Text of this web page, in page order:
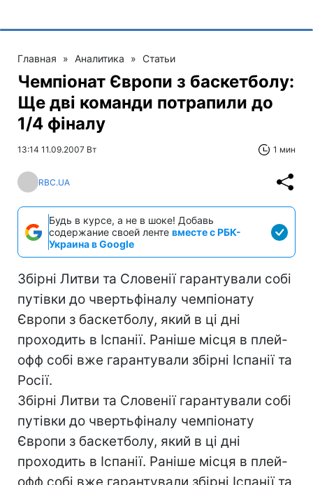
Главная » Аналитика » Статьи
Чемпіонат Європи з баскетболу:
Ще дві команди потрапили до
1/4 фіналу
13:14 11.09.2007 Вт 1 мин
RBC.UA
Будь в курсе, а не в шоке! Добавь
содержание своей ленте вместе с РБК-
Украина в Google
Збірні Литви та Словенії гарантували собі
путівки до чвертьфіналу чемпіонату
Європи з баскетболу, який в ці дні
проходить в Іспанії. Раніше місця в плей-
офф собі вже гарантували збірні Іспанії та
Росії.
Збірні Литви та Словенії гарантували собі
путівки до чвертьфіналу чемпіонату
Європи з баскетболу, який в ці дні
проходить в Іспанії. Раніше місця в плей-